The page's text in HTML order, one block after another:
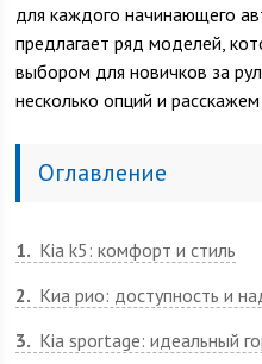
для каждого начинающего
предлагает ряд моделей,
выбором для новичков за
несколько опций и
Оглавление
1
Kia k5: комфорт и стиль
2
Киа рио: доступность и
3
Kia sportage: идеальный